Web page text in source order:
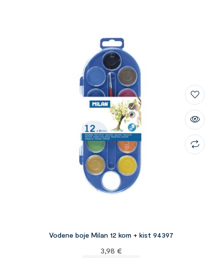
Vodene boje Milan 12 kom + kist 94397
3,98 €